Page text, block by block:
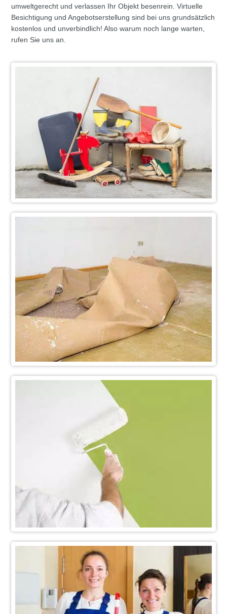
umweltgerecht und verlassen Ihr Objekt besenrein. Virtuelle
Besichtigung und Angebotserstellung sind bei uns grundsätzlich
kostenlos und unverbindlich! Also warum noch lange warten,
rufen Sie uns an.